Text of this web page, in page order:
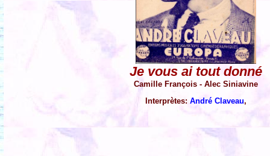
Je vous ai tout donné
Camille François - Alec Siniavine
Interprètes: André Claveau,